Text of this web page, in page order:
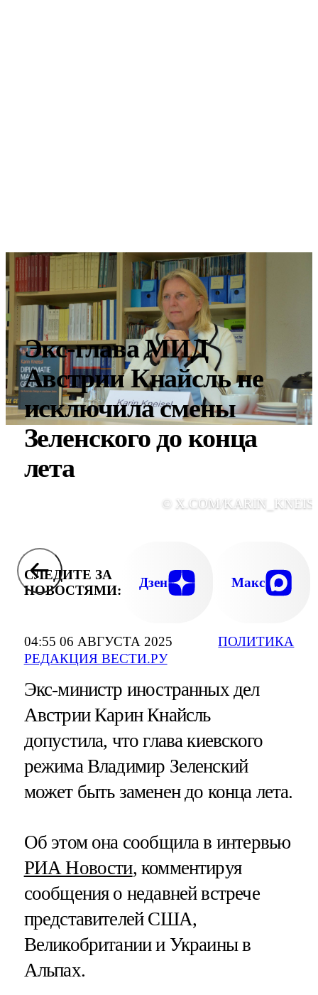
04:55 06 АВГУСТА 2025
РЕДАКЦИЯ ВЕСТИ.РУ
ПОЛИТИКА
Экс-глава МИД
Австрии Кнайсль не
исключила смены
Зеленского до конца
лета
© X.COM/
СЛЕДИТЕ ЗА
НОВОСТЯМИ:
Дзен Макс
Экс-министр иностранных дел
Австрии Карин Кнайсль
допустила, что глава киевского
режима Владимир Зеленский
может быть заменен до конца лета.
Об этом она сообщила в интервью
РИА Новости, комментируя
сообщения о недавней встрече
представителей США,
Великобритании и Украины в
Альпах.